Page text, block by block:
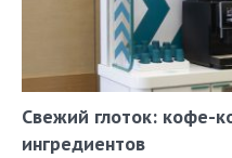
Свежий глоток: кофе-
ингредиентов